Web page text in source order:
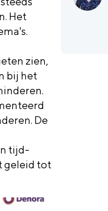
Het
zien,
bij het
De
tijd-
geleid tot